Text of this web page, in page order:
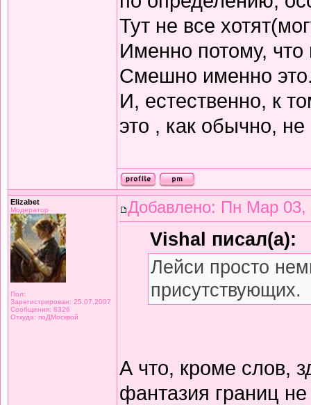
Тут не все
Именно потому, что
Смешно именно
И, естественно, к
это , как обычно,
Elizabet
Модератор
Пол:
Зарегистрирован: 25.07.2007
Сообщения: 8326
Откуда: поДМосквой
Добавлено: Пн Мар 03,
Vishal писал(а):
Лейси просто
присутствующих.
А что, кроме слов,
фантазия границ